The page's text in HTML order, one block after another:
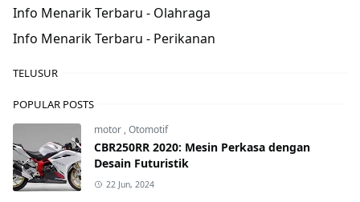
Info Menarik Terbaru - Olahraga
Info Menarik Terbaru - Perikanan
TELUSUR
POPULAR POSTS
motor ,Otomotif
CBR250RR 2020: Mesin Perkasa dengan
Desain Futuristik
22 Jun, 2024